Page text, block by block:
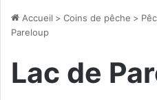
Accueil > Coins de pêche >
Pareloup
Lac de